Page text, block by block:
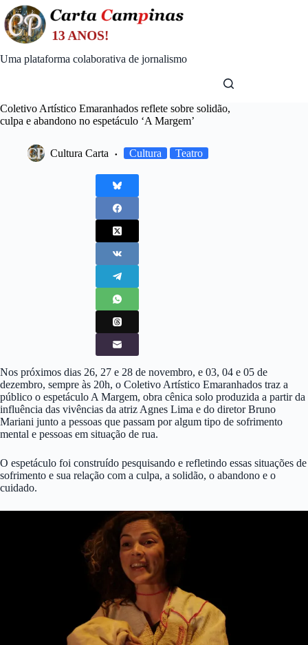
Skip
to
content
Uma plataforma colaborativa de jornalismo
Coletivo Artístico Emaranhados reflete sobre solidão,
culpa e abandono no espetáculo ‘A Margem’
Cultura Carta Cultura Teatro
Nos próximos dias 26, 27 e 28 de novembro, e 03, 04 e 05 de
dezembro, sempre às 20h, o Coletivo Artístico Emaranhados traz a
público o espetáculo A Margem, obra cênica solo produzida a partir da
influência das vivências da atriz Agnes Lima e do diretor Bruno
Mariani junto a pessoas que passam por algum tipo de sofrimento
mental e pessoas em situação de rua.
O espetáculo foi construído pesquisando e refletindo essas situações de
sofrimento e sua relação com a culpa, a solidão, o abandono e o
cuidado.